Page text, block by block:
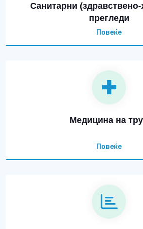
Санитарни (здравствено-
прегледи
Повеќе
Медицина на
Повеќе